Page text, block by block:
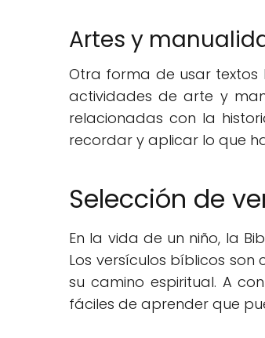
Artes y
Otra forma de usar textos
actividades de arte y
relacionadas con la
recordar y aplicar lo que
Selección de
En la vida de un niño, la
Los versículos bíblicos
su camino espiritual. A
fáciles de aprender que